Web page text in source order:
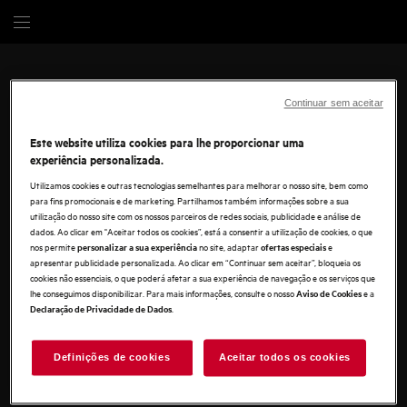
Cozinha
Cozinhar
Fornos
Fornos a vapor
Placas
Máquinas de lavar loiça
Frio
Combinados
Congeladores
Exaustores
Roupa
Roupa
Máquinas de lavar roupa
Máquinas de secar roupa
Máquinas de lavar e secar
Descubra a AEG
Challenge the expected
Aspiração e climatização
Aspiradores robot
Aspiradores sem saco
Assistência Técnica
Este website utiliza cookies para lhe proporcionar uma
experiência personalizada.
Utilizamos cookies e outras tecnologias semelhantes para melhorar o nosso site, bem como
para fins promocionais e de marketing. Partilhamos também informações sobre a sua
utilização do nosso site com os nossos parceiros de redes sociais, publicidade e análise de
dados. Ao clicar em "Aceitar todos os cookies”, está a consentir a utilização de cookies, o que
nos permitepersonalizar a sua experiênciano site, adaptarofertas especiaise
apresentar publicidade personalizada. Ao clicar em “Continuar sem aceitar”, bloqueia os
cookies não essenciais, o que poderá afetar a sua experiência de navegação e os serviços que
lhe conseguimos disponibilizar. Para mais informações, consulte o nossoAviso de Cookiese a
Declaração de Privacidade de Dados.
Definições de cookies Aceitar todos os cookies
Continuar sem aceitar